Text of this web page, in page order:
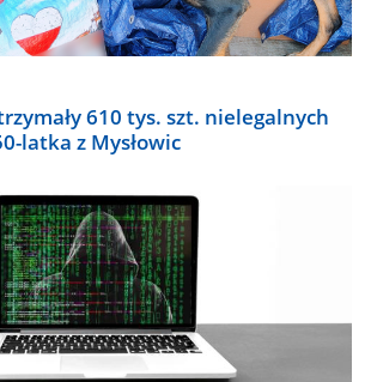
610 tys. szt. nielegalnych
latka z Mysłowic